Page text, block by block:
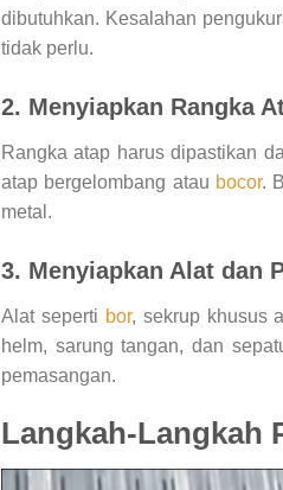
dibutuhkan. Kesalahan
tidak perlu.
2. Menyiapkan Rangka
Rangka atap harus dipastikan
atap bergelombang atau bocor.
metal.
3. Menyiapkan Alat dan
Alat seperti bor, sekrup khusus
helm, sarung tangan, dan
pemasangan.
Langkah-Langkah